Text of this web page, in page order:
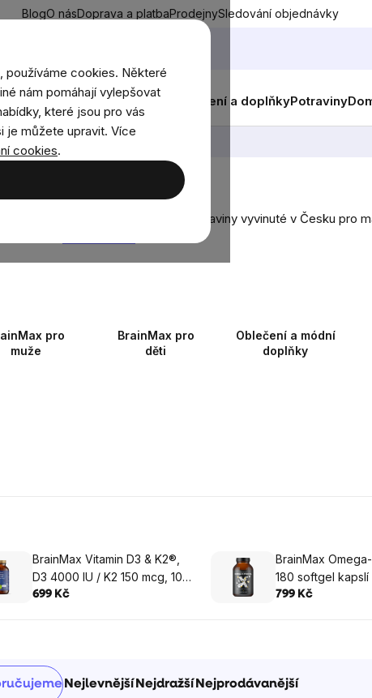
používáme cookies. Některé
nám pomáhají vylepšovat
které jsou pro vás
je můžete upravit. Více
cookies.
BlogO násDoprava a platbaProdejnySledování objednávky
NovinkyMužiŽenyDěti Oblečení a doplňkyPotraviny
doplňky stravy a funkční potraviny vyvinuté v Česku pro
pro
muže
BrainMax pro
děti
Oblečení a módní
doplňky
BrainMax Vitamin D3 & K2®,
D3 4000 IU / K2 150 mcg, 100
rostlinných kapslí
699 Kč
BrainMax
180 softgel kapslí
799 Kč
Nejlevnější Nejdražší Nejprodávanější